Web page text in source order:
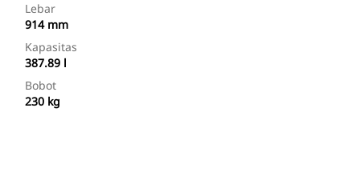
Lebar
914 mm
Kapasitas
387.89 l
Bobot
230 kg